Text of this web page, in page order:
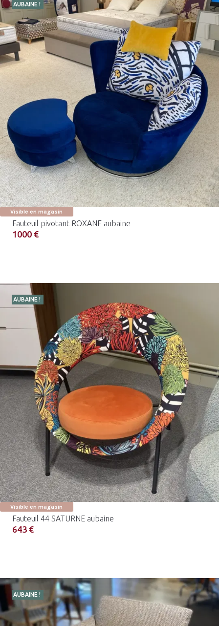
AUBAINE !
Visible en magasin
Fauteuil pivotant ROXANE aubaine
1000 €
AUBAINE !
Visible en magasin
Fauteuil 44 SATURNE aubaine
643 €
AUBAINE !